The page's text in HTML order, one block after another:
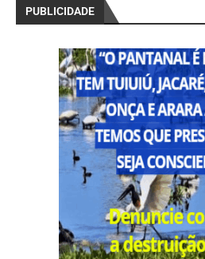
PUBLICIDADE